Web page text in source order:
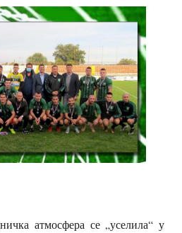
атмосфера се „уселила“ у